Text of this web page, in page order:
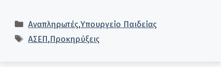
Κατηγορίες
Αναπληρωτές,Υπουργείο Παιδείας
Ετικέτες
ΑΣΕΠ,Προκηρύξεις